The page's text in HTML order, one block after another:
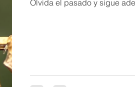
Olvida el pasado y sigue